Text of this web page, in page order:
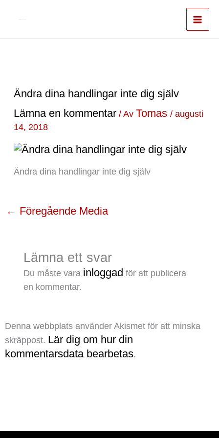
Ändra dina handlingar inte dig själv
Lämna en kommentar / Av Tomas / augusti
14, 2018
Ändra dina handlingar inte dig själv
← Föregående Media
Lämna ett svar
Du måste vara inloggad för att publicera
en kommentar.
Denna webbplats använder Akismet för att minska
skräppost. Lär dig om hur din
kommentarsdata bearbetas.